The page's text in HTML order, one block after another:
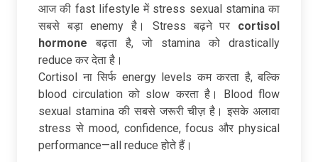
आज की fast lifestyle में stress sexual stamina का
सबसे बड़ा enemy है। Stress बढ़ने पर cortisol
hormone बढ़ता है, जो stamina को drastically
reduce कर देता है।
Cortisol ना सिर्फ energy levels कम करता है, बल्कि
blood circulation को slow करता है। Blood flow
sexual stamina की सबसे जरूरी चीज़ है। इसके अलावा
stress से mood, confidence, focus और physical
performance—all reduce होते हैं।